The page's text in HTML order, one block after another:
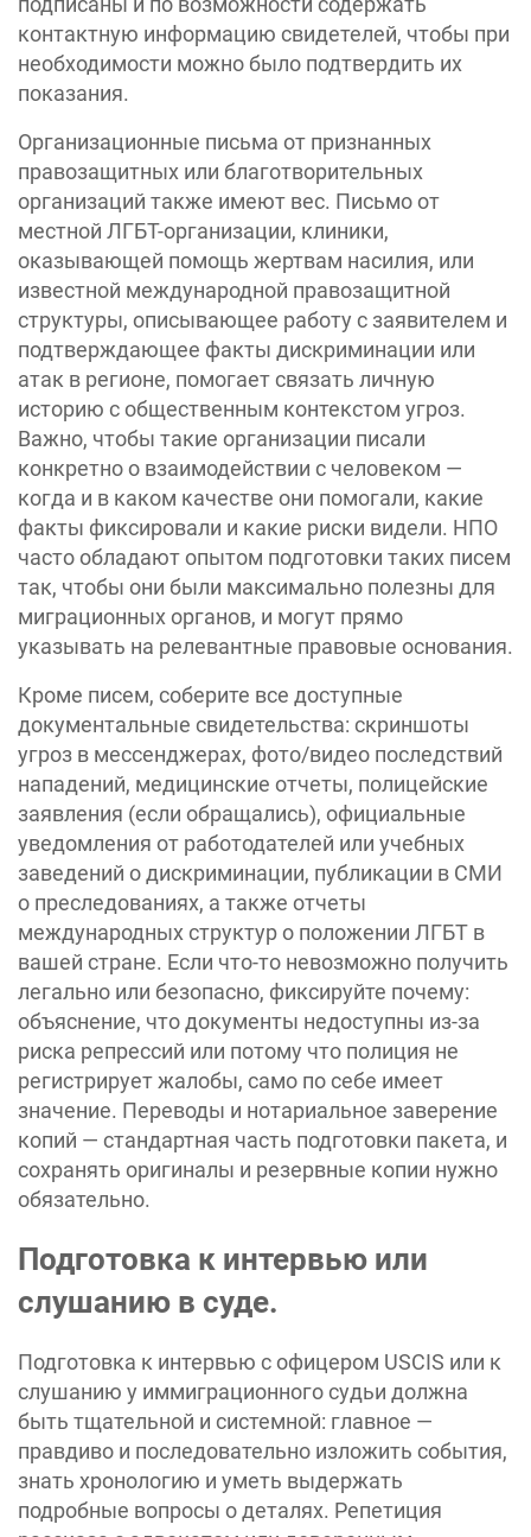
контактную информацию свидетелей, чтобы при
необходимости можно было подтвердить их
показания.
Организационные письма от признанных
правозащитных или благотворительных
организаций также имеют вес. Письмо от
местной ЛГБТ-организации, клиники,
оказывающей помощь жертвам насилия, или
известной международной правозащитной
структуры, описывающее работу с заявителем и
подтверждающее факты дискриминации или
атак в регионе, помогает связать личную
историю с общественным контекстом угроз.
Важно, чтобы такие организации писали
конкретно о взаимодействии с человеком —
когда и в каком качестве они помогали, какие
факты фиксировали и какие риски видели. НПО
часто обладают опытом подготовки таких писем
так, чтобы они были максимально полезны для
миграционных органов, и могут прямо
указывать на релевантные правовые основания.
Кроме писем, соберите все доступные
документальные свидетельства: скриншоты
угроз в мессенджерах, фото/видео последствий
нападений, медицинские отчеты, полицейские
заявления (если обращались), официальные
уведомления от работодателей или учебных
заведений о дискриминации, публикации в СМИ
о преследованиях, а также отчеты
международных структур о положении ЛГБТ в
вашей стране. Если что-то невозможно получить
легально или безопасно, фиксируйте почему:
объяснение, что документы недоступны из-за
риска репрессий или потому что полиция не
регистрирует жалобы, само по себе имеет
значение. Переводы и нотариальное заверение
копий — стандартная часть подготовки пакета, и
сохранять оригиналы и резервные копии нужно
обязательно.
Подготовка к интервью или
слушанию в суде.
Подготовка к интервью с офицером USCIS или к
слушанию у иммиграционного судьи должна
быть тщательной и системной: главное —
правдиво и последовательно изложить события,
знать хронологию и уметь выдержать
подробные вопросы о деталях. Репетиция